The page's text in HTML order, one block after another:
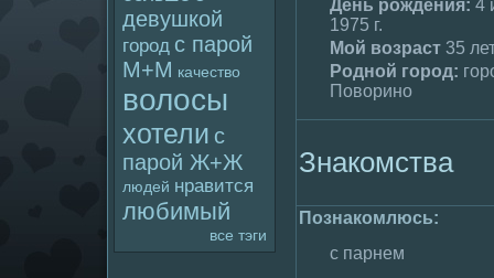
девушкой
гоpoд с паpoй
М+М качество
волoсы
хотели с
паpoй Ж+Ж
людей нравится
любимый
все тэги
День poждения: 4
1975 г.
Мой возраст 35
Родной гоpoд:
Поворино
Знакомства
Познакомлюсь:
с парнем